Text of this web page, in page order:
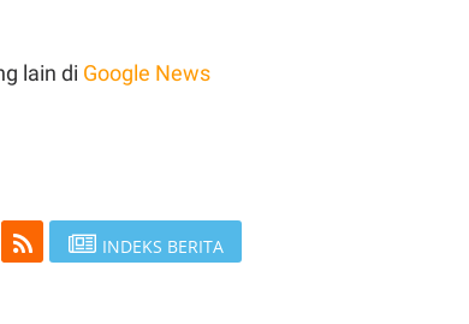
lain di Google News
INDEKS BERITA